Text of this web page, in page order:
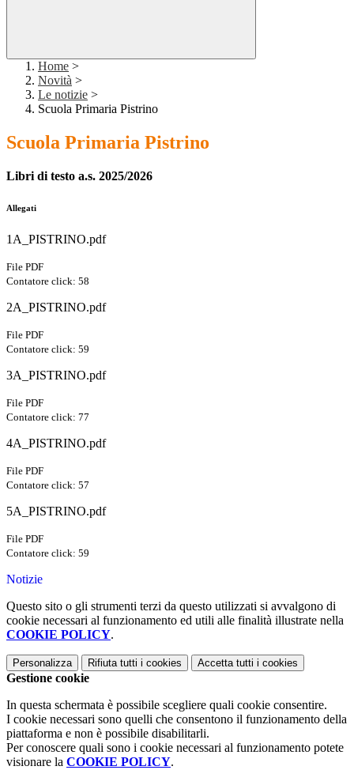
Home >
Novità >
Le notizie >
Scuola Primaria Pistrino
Scuola Primaria Pistrino
Libri di testo a.s. 2025/2026
Allegati
1A_PISTRINO.pdf
File PDF
Contatore click: 58
2A_PISTRINO.pdf
File PDF
Contatore click: 59
3A_PISTRINO.pdf
File PDF
Contatore click: 77
4A_PISTRINO.pdf
File PDF
Contatore click: 57
5A_PISTRINO.pdf
File PDF
Contatore click: 59
Notizie
Questo sito o gli strumenti terzi da questo utilizzati si avvalgono di
cookie necessari al funzionamento ed utili alle finalità illustrate nella
COOKIE POLICY.
Personalizza Rifiuta tutti i cookies Accetta tutti i cookies
Gestione cookie
In questa schermata è possibile scegliere quali cookie consentire.
I cookie necessari sono quelli che consentono il funzionamento della
piattaforma e non è possibile disabilitarli.
Per conoscere quali sono i cookie necessari al funzionamento potete
visionare la COOKIE POLICY.